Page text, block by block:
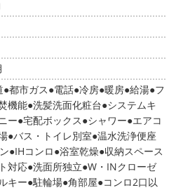
都市ガス 電話 冷房 暖房 給湯 フ
機能 洗髪洗面化粧台 システムキ
ー 宅配ボックス シャワー エアコ
バス・トイレ別室 温水洗浄便座
IHコンロ 浴室乾燥 収納スペース
対応 洗面所独立 W・INクローゼ
キー 駐輪場 角部屋 コンロ2口以